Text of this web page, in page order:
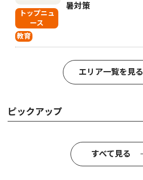
トップニュ
ース
教育
暑対策
エリア一覧を見る
ピックアップ
すべて見る